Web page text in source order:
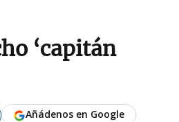
‘capitán
Añádenos en Google